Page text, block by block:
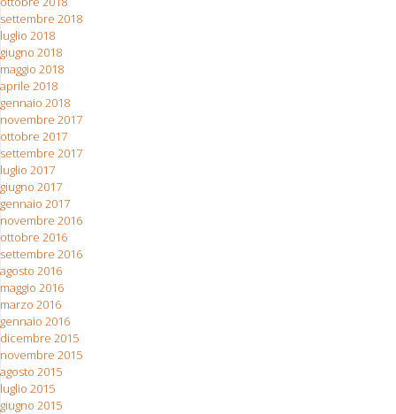
settembre 2018
luglio 2018
giugno 2018
maggio 2018
aprile 2018
gennaio 2018
novembre 2017
ottobre 2017
settembre 2017
luglio 2017
giugno 2017
gennaio 2017
novembre 2016
ottobre 2016
settembre 2016
agosto 2016
maggio 2016
marzo 2016
gennaio 2016
dicembre 2015
novembre 2015
agosto 2015
luglio 2015
giugno 2015